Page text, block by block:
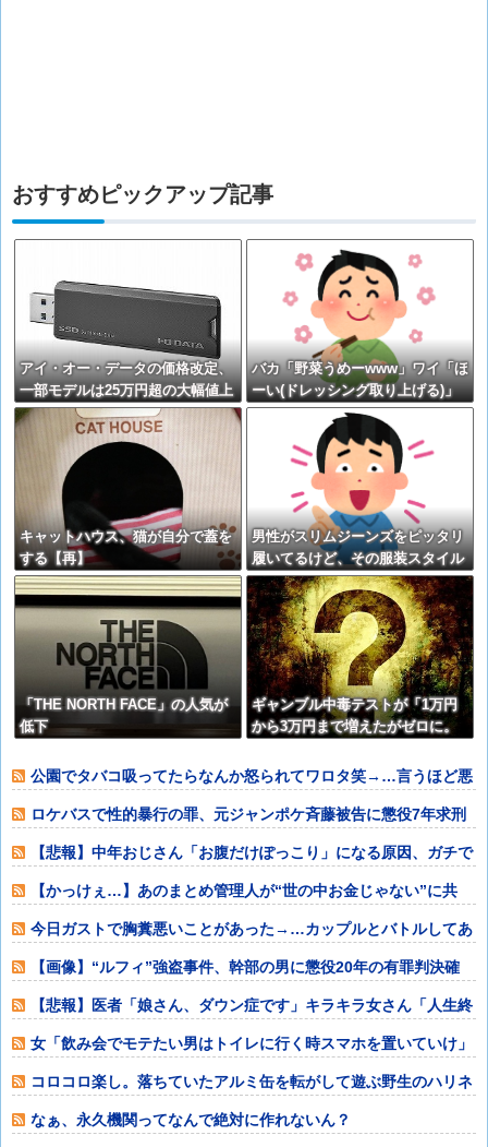
おすすめピックアップ記事
アイ・オー・データの価格改定、
一部モデルは25万円超の大幅値上
げに
バカ「野菜うめーwww」ワイ「ほ
ーい(ドレッシング取り上げる)」
キャットハウス、猫が自分で蓋を
する【再】
男性がスリムジーンズをピッタリ
履いてるけど、その服装スタイル
はどう？ｗｗｗ
「THE NORTH FACE」の人気が
低下
ギャンブル中毒テストが「1万円
から3万円まで増えたがゼロに。
けど⇒ｗｗｗ
公園でタバコ吸ってたらなんか怒られてワロタ笑→…言うほど悪
ロケバスで性的暴行の罪、元ジャンポケ斉藤被告に懲役7年求刑
⇒！
【悲報】中年おじさん「お腹だけぽっこり」になる原因、ガチで
判明するwww
【かっけぇ…】あのまとめ管理人が“世の中お金じゃない”に共
今日ガストで胸糞悪いことがあった→…カップルとバトルしてあ
わや警察沙汰だ
【画像】“ルフィ”強盗事件、幹部の男に懲役20年の有罪判決確
定！！！
【悲報】医者「娘さん、ダウン症です」キラキラ女さん「人生終
女「飲み会でモテたい男はトイレに行く時スマホを置いていけ」
コロコロ楽し。落ちていたアルミ缶を転がして遊ぶ野生のハリネ
なぁ、永久機関ってなんで絶対に作れないん？